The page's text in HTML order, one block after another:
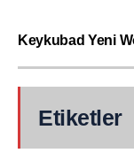
Keykubad Yeni
Etiketler